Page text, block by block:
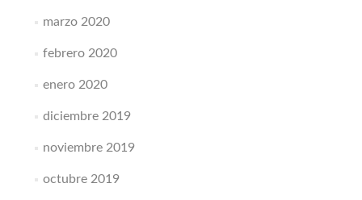
marzo 2020
febrero 2020
enero 2020
diciembre 2019
noviembre 2019
octubre 2019